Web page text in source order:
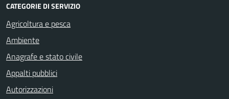
CATEGORIE DI SERVIZIO
Agricoltura e pesca
Ambiente
Anagrafe e stato civile
Appalti pubblici
Autorizzazioni